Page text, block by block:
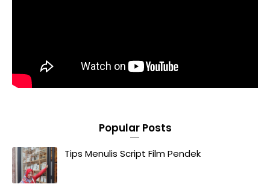
Popular Posts
Tips Menulis Script Film Pendek